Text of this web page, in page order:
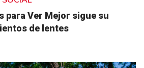
para Ver Mejor sigue su
de lentes